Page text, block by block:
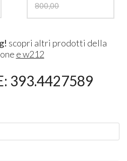
800,00
scopri altri prodotti della
e w212
393.4427589